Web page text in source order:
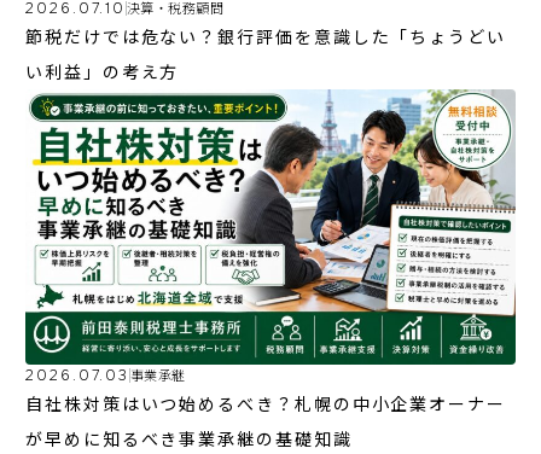
2026.07.10 決算・税務顧問
節税だけでは危ない？銀行評価を意識した「ちょうどい
い利益」の考え方
2026.07.03 事業承継
自社株対策はいつ始めるべき？札幌の中小企業オーナー
が早めに知るべき事業承継の基礎知識